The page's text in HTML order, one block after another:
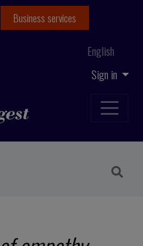
Sign in
English
Business services